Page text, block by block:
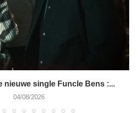
nieuwe single Funcle Bens :...
04/08/2026